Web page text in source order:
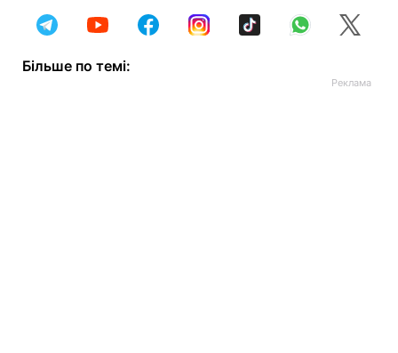
Більше по темі: